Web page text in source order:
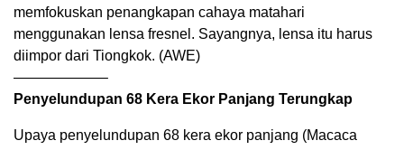
memfokuskan penangkapan cahaya matahari
menggunakan lensa fresnel. Sayangnya, lensa itu harus
diimpor dari Tiongkok. (AWE)
——————–
Penyelundupan 68 Kera Ekor Panjang Terungkap
Upaya penyelundupan 68 kera ekor panjang (Macaca